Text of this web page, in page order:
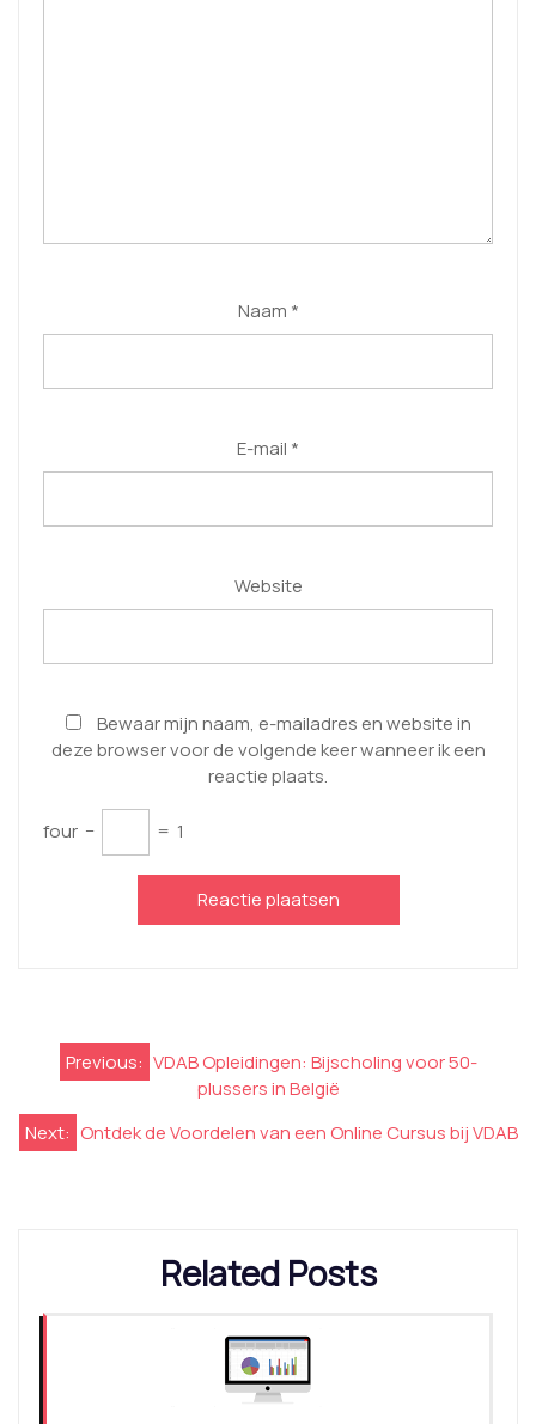
Naam *
E-mail *
Website
Bewaar mijn naam, e-mailadres en website in
deze browser voor de volgende keer wanneer ik een
reactie plaats.
four − = 1
Berichtnavigatie
Previous: VDAB Opleidingen: Bijscholing voor 50-
plussers in België
Next: Ontdek de Voordelen van een Online Cursus bij VDAB
Related Posts